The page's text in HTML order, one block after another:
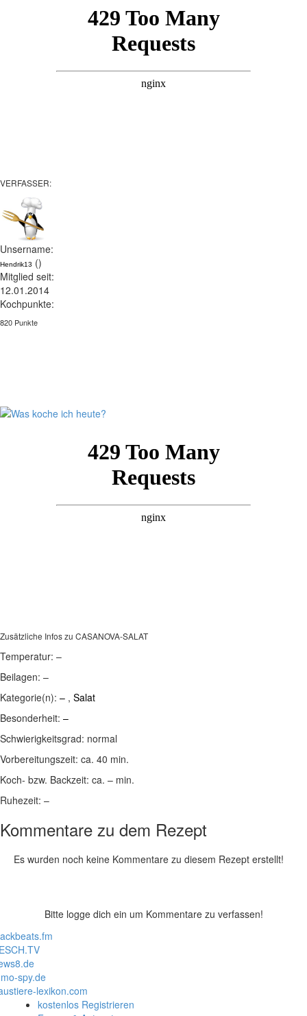
VERFASSER:
Unsername:
Hendrik13 ()
Mitglied seit:
12.01.2014
Kochpunkte:
820 Punkte
Zusätzliche Infos zu CASANOVA-SALAT
Temperatur: –
Beilagen: –
Kategorie(n): – , Salat
Besonderheit: –
Schwierigkeitsgrad: normal
Vorbereitungszeit: ca. 40 min.
Koch- bzw. Backzeit: ca. – min.
Ruhezeit: –
Kommentare zu dem Rezept
Es wurden noch keine Kommentare zu diesem Rezept erstellt!
Bitte logge dich ein um Kommentare zu verfassen!
spy.de
lexikon.com
kostenlos Registrieren